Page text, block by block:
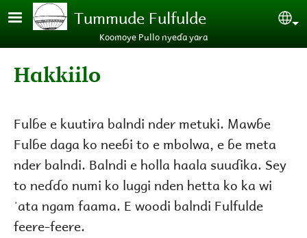
Skip to main contentTummude Fulfulde
Koomoye Pullo nyeɗa yara
Hakkiilo
Fulɓe e kuutira balndi nder metuki. Mawɓe
Fulɓe daga ko neeɓi to e mbolwa, e ɓe meta
nder balndi. Balndi e holla haala suuɗika. Sey
to neɗɗo numi ko luggi nden hetta ko ka wi
ˈata ngam faama. E woodi balndi Fulfulde
feere-feere.